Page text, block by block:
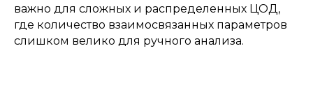
важно для сложных и распределенных ЦОД,
где количество взаимосвязанных параметров
слишком велико для ручного анализа.